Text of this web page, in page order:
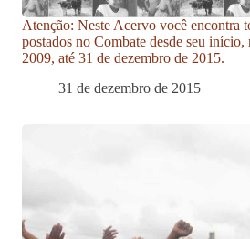
Atenção: Neste Acervo você encontra
postados no Combate desde seu
2009, até 31 de dezembro de 2015.
31 de dezembro de 2015